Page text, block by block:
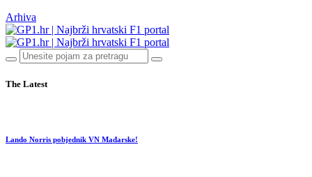
Arhiva
The Latest
Lando Norris pobjednik VN Mađarske!